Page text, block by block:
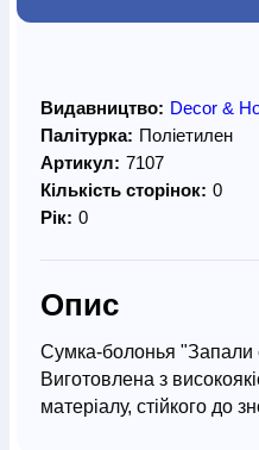
Видавництво: Decor &
Палітурка: Поліетилен
Артикул: 7107
Кількість сторінок: 0
Рік: 0
Опис
Сумка-болонья "Запали
Виготовлена з
матеріалу, стійкого до